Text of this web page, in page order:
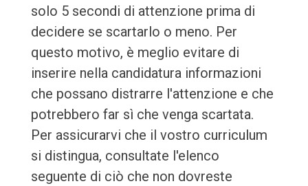
solo 5 secondi di attenzione prima di
decidere se scartarlo o meno. Per
questo motivo, è meglio evitare di
inserire nella candidatura informazioni
che possano distrarre l'attenzione e che
potrebbero far sì che venga scartata.
Per assicurarvi che il vostro curriculum
si distingua, consultate l'elenco
seguente di ciò che non dovreste